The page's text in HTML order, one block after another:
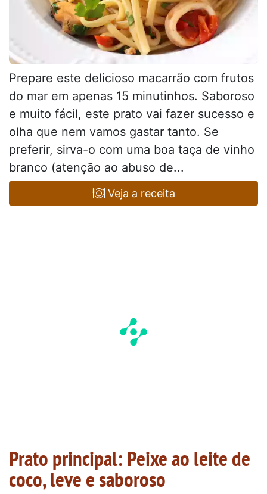
Prepare este delicioso macarrão com frutos
do mar em apenas 15 minutinhos. Saboroso
e muito fácil, este prato vai fazer sucesso e
olha que nem vamos gastar tanto. Se
preferir, sirva-o com uma boa taça de vinho
branco (atenção ao abuso de...
Veja a receita
Prato principal: Peixe ao leite de
coco, leve e saboroso